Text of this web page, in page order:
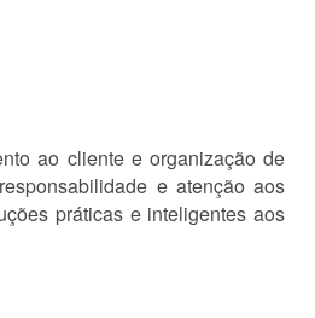
ao cliente e organização de
e atenção aos
práticas e inteligentes aos